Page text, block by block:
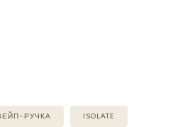
РУЧКА ISOLATE